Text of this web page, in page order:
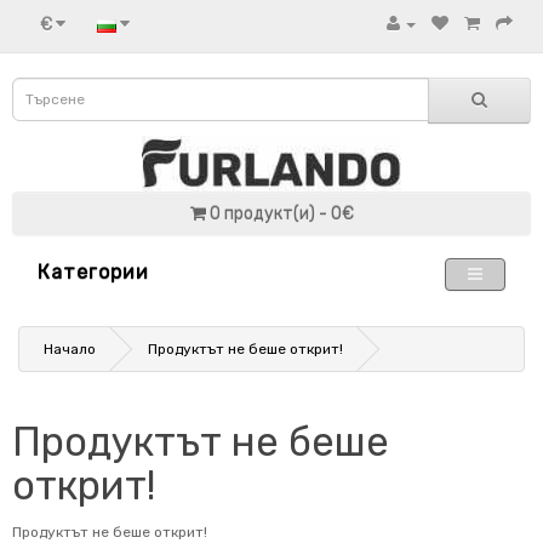
€
0 продукт(и) - 0€
Категории
Начало Продуктът не беше открит!
Продуктът не беше
открит!
Продуктът не беше открит!